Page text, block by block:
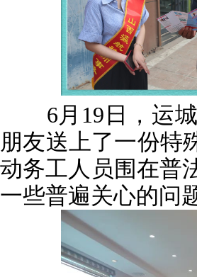
6月19日，运城
朋友送上了一份特
动务工人员围在普
一些普遍关心的问